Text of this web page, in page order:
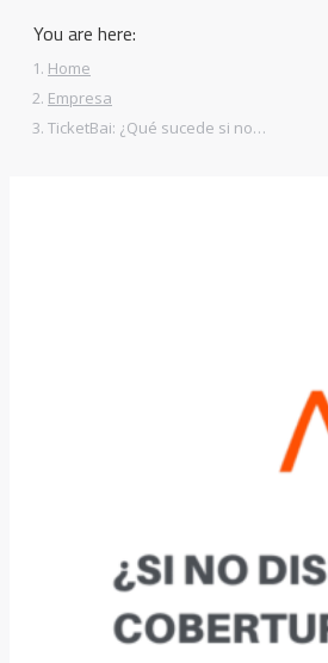
You are here:
Home
Empresa
TicketBai: ¿Qué sucede si no…